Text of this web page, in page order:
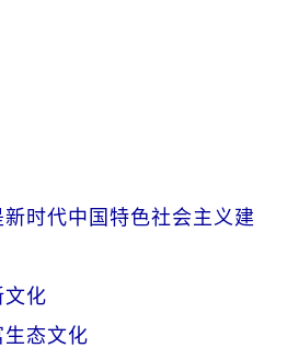
时代中国特色社会主义建
文化
态文化